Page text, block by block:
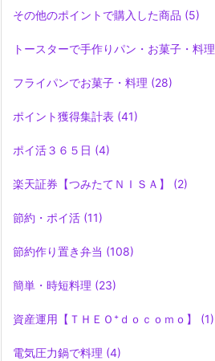
その他のポイントで購入した商品 (5)
トースターで手作りパン・お菓子・料理
フライパンでお菓子・料理 (28)
ポイント獲得集計表 (41)
ポイ活３６５日 (4)
楽天証券【つみたてＮＩＳＡ】 (2)
節約・ポイ活 (11)
節約作り置き弁当 (108)
簡単・時短料理 (23)
資産運用【ＴＨＥＯ⁺ｄｏｃｏｍｏ】 (1)
電気圧力鍋で料理 (4)